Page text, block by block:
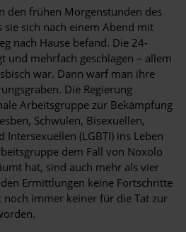
den frühen Morgenstunden des
sich nach einem Abend mit
nach Hause befand. Die 24-
und mehrfach geschlagen – allem
war. Dann warf man ihre
Die Regierung
Arbeitsgruppe zur Bekämpfung
Schwulen, Bisexuellen,
Intersexuellen (LGBTI) ins Leben
dem Fall von Noxolo
hat, sind auch mehr als vier
Ermittlungen keine Fortschritte
noch immer keiner für die Tat zur